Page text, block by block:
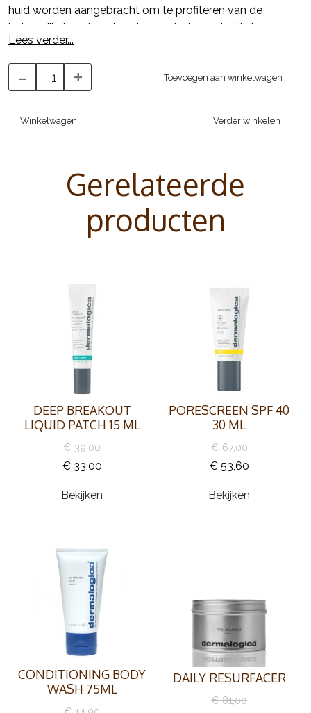
huid worden aangebracht om te profiteren van de
belangrijkste celvernieuwingsperiode van het lichaam.
Lees verder...
- + Toevoegen aan winkelwagen
Winkelwagen Verder winkelen
Gerelateerde
producten
DEEP BREAKOUT
LIQUID PATCH 15 ML
€ 39,00
€ 33,00
Bekijken
PORESCREEN SPF 40
30 ML
€ 67,00
€ 53,60
Bekijken
CONDITIONING BODY
WASH 75ML
DAILY RESURFACER
€ 81,00